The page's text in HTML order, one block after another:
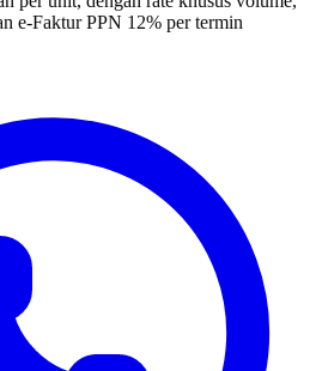
e-Faktur PPN 12% per termin